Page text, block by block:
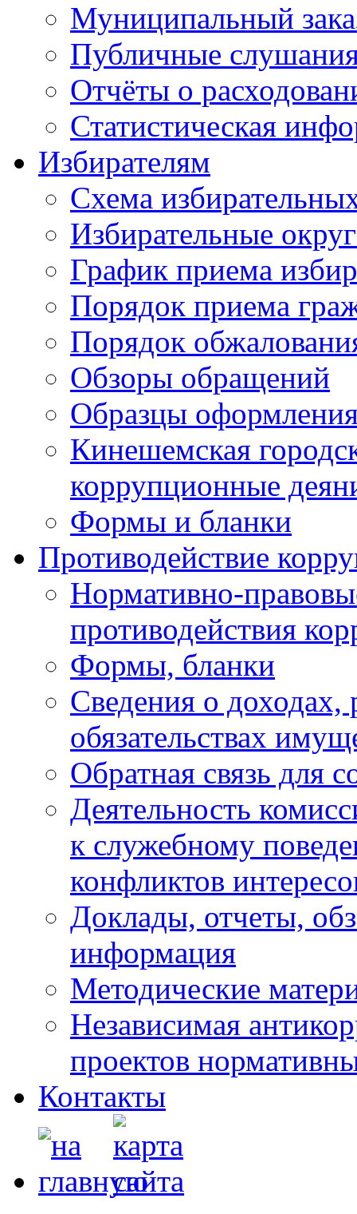
Муниципальный
Публичные
Отчёты о
Статистическая
Избирателям
Схема
Избирательные
График приема
Порядок приема
Порядок
Обзоры обращений
Образцы
Кинешемская
коррупционные
Формы и бланки
Противодействие
Нормативно-
противодействия
Формы, бланки
Сведения о доходах,
обязательствах
Обратная связь для
Деятельность
к служебному
конфликтов
Доклады, отчеты,
информация
Методические
Независимая
проектов
Контакты